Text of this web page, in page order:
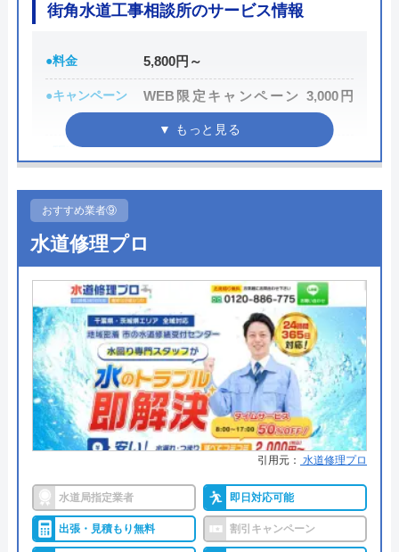
Ako
先日、杉並区のリフォーム屋さんを探してま
して グランリファインさんのホームページ
を拝見して 家の内装のお見積もりをしても
らいました。 キッチン、お風呂、トイレ、
洗面所その他の配管まで隅々まで見てもらい
良心的な価格でしたのでリフォーム工事を行
んも毎回施工後にしっかりお掃除も欠かさず
にして頂いて気持ち良く家が綺麗にリフォー
ムされて完成しました。 水回りのリフォー
ムは２０年ごと点検する事の大切さを教えて
頂き有難う御座いました。 特に、中古の戸
建てでしたので 心配な事が多かったのです
が 早めの対応で全ての配管も綺麗になり 水
漏れも今後なく快適に住めます！(^^)
Googleクチコミを見る
街角水道工事相談所のサービス情報
●料金 5,800円～
●キャンペーン
WEB限定キャンペーン 3,000円
OFF
●駆けつけ時間 最短30分
24時間
●定休日
●出張見積もり
●支払い方法
現金・銀行振込・クレジットカー
ド・コンビニ払い
●累計実績 ―
●保証・保険 PL保険加入
詳細は公式HPでご確認ください
街角水道工事相談所がおすすめの理由
街角水道工事相談所は全国に対応しているトイレ修
理業者です。給水装置工事主任技術者の資格を保有
おすすめ業者⑨
水道修理プロ
引用元： 水道修理プロ
水道局指定業者 即日対応可能
出張・見積もり無料 割引キャンペーン